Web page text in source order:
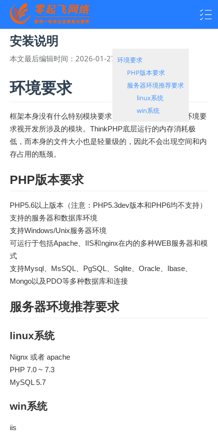
安装说明
本文最后编辑时间： 2026-01-27 14:58:49
环境要求
框架本身没有什么特别模块要求，具体的应用系统运行环境要
求视开发所涉及的模块。ThinkPHP底层运行的内存消耗极
低，而本身的文件大小也是轻量级的，因此不会出现空间和内
存占用的瓶颈。
PHP版本要求
PHP5.6以上版本（注意：PHP5.3dev版本和PHP6均不支持）
支持的服务器和数据库环境
支持Windows/Unix服务器环境
可运行于包括Apache、IIS和nginx在内的多种WEB服务器和模
式
支持Mysql、MsSQL、PgSQL、Sqlite、Oracle、Ibase、
Mongo以及PDO等多种数据库和连接
服务器环境推荐要求
linux系统
Nignx 或者 apache
PHP 7.0 ~ 7.3
MySQL 5.7
win系统
iis
环境要求
PHP版本要求
服务器环境推荐要求
linux系统
win系统